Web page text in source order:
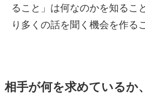
ること」は何なのかを知るこ
り多くの話を聞く機会を作る
相手が何を求めているか